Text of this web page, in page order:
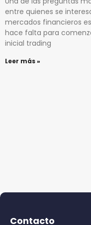
entre quienes se
mercados financieros
hace falta para
inicial trading
Leer más »
Contacto